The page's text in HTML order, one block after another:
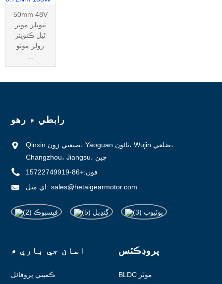
50mm 48V
ٽيوبلر موٽر
ٿيل ڪنويئر
رولر موٽو
...
رابطي ۾ رهو
Qinxin صنعتي زون، Yaoguan ٽائون، Wujin ضلعي،
Changzhou، Jiangsu، چين
فون:+86-15722749919
اي ميل: sales@hetaigearmotor.com
اسان جي باري ۾
ڪمپني پروفائل
پروڊڪٽس
BLDC موٽر